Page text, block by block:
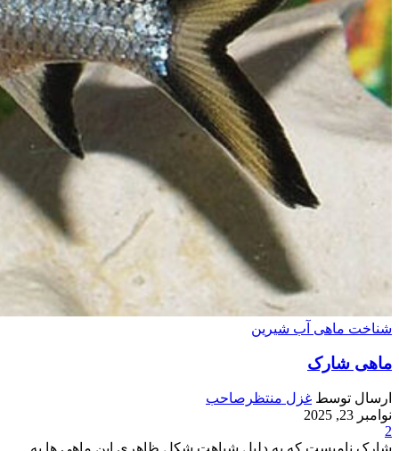
شناخت ماهی آب شیرین
ماهی شارک
ارسال توسط غزل منتظرصاحب
نوامبر 23, 2025
2